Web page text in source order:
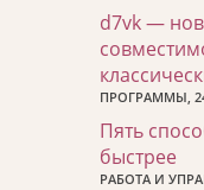
d7vk —
ПРОГРАММЫ,
Пять
быстрее
РАБОТА И